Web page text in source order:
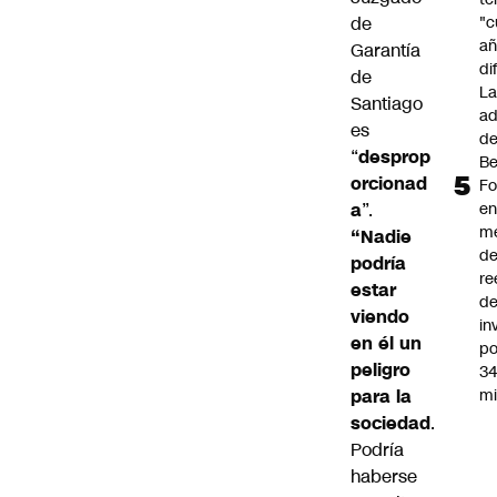
de
Garantía
de
Santiago
es
“desprop
orcionad
a”.
“Nadie
podría
estar
viendo
en él un
peligro
para la
sociedad.
Podría
haberse
La
de
en
de
de